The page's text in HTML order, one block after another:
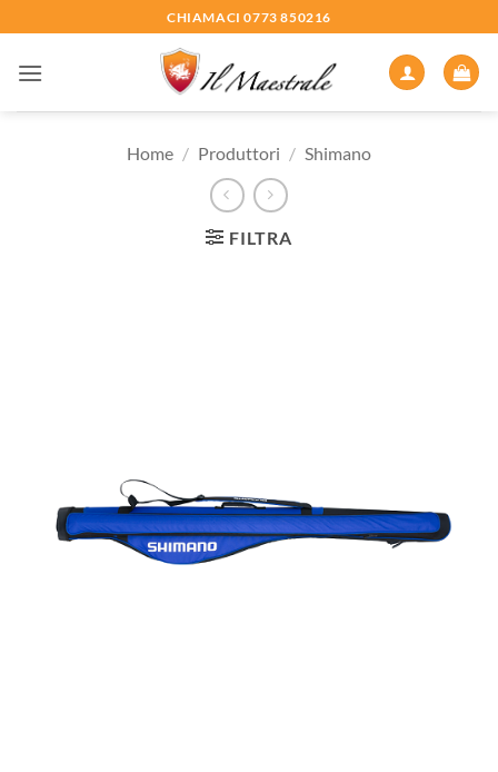
ai
contenuti
CHIAMACI 0773 850216
Home / Produttori / Shimano
FILTRA